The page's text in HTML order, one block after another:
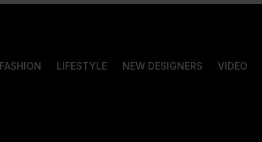
FASHION LIFESTYLE NEW DESIGNERS VIDEO